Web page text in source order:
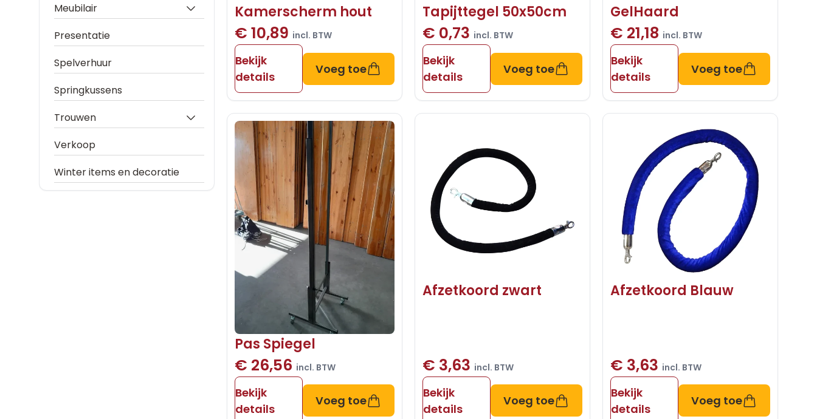
Meubilair
Presentatie
Spelverhuur
Springkussens
Trouwen
Verkoop
Winter items en decoratie
Kamerscherm hout
€ 10,89 incl. BTW
Bekijk
details
Voeg toe
Tapijttegel 50x50cm
€ 0,73 incl. BTW
Bekijk
details
Voeg toe
GelHaard
€ 21,18 incl. BTW
Bekijk
details
Voeg toe
Pas Spiegel
€ 26,56 incl. BTW
Bekijk
details
Voeg toe
Afzetkoord zwart
€ 3,63 incl. BTW
Bekijk
details
Voeg toe
Afzetkoord Blauw
€ 3,63 incl. BTW
Bekijk
details
Voeg toe